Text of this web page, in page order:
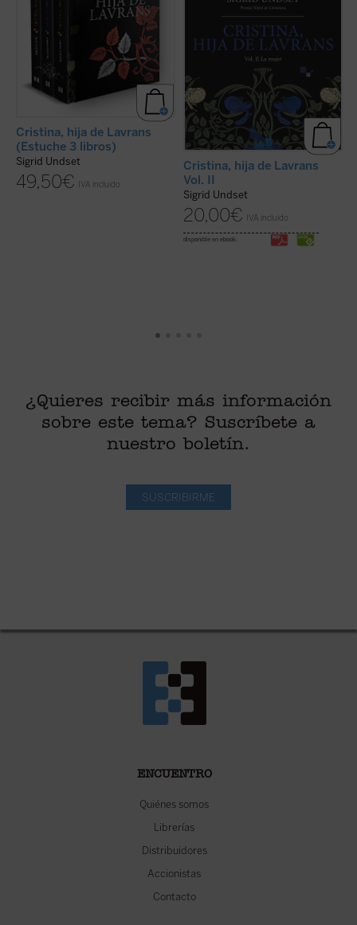
universal.
(ver ficha)
Cristina, hija de Lavrans
(Estuche 3 libros)
Sigrid Undset
49,50€ IVA incluido
considerada de las mejores del siglo XX,
(ver ficha)
Cristina, hija de Lavrans
Vol. II
Sigrid Undset
20,00€ IVA incluido
disponible en ebook:
¿Quieres recibir más información
sobre este tema? Suscríbete a
nuestro boletín.
SUSCRIBIRME
ENCUENTRO
Quiénes somos
Librerías
Distribuidores
Accionistas
Contacto